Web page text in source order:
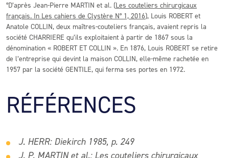
°D’après Jean-Pierre MARTIN et al. (Les couteliers chirurgicaux
français. In Les cahiers de Clystère N° 1, 2016), Louis ROBERT et
Anatole COLLIN, deux maîtres-couteliers français, avaient repris la
société CHARRIERE qu’ils exploitaient à partir de 1867 sous la
dénomination « ROBERT ET COLLIN ». En 1876, Louis ROBERT se retire
de l’entreprise qui devint la maison COLLIN, elle-même rachetée en
1957 par la société GENTILE, qui ferma ses portes en 1972.
RÉFÉRENCES
J. HERR: Diekirch 1985, p. 249